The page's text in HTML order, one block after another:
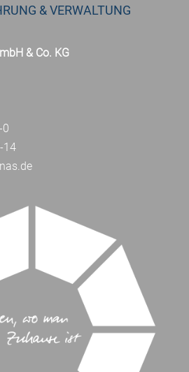
& VERWALTUNG
& Co. KG
0
14